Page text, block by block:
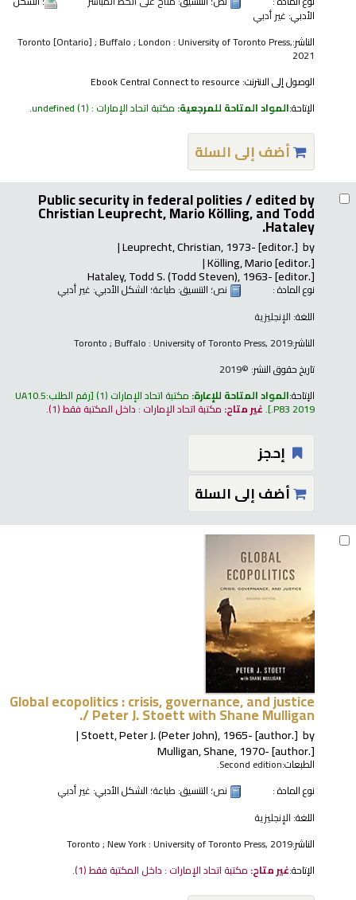
الأدبي: غير أدبي
الناشر:Toronto [Ontario] ; Buffalo ; London : University of Toronto Press,
2021
الوصول إلى الانترنت: Ebook Central Connect to resource
الإتاحة:المواد المتاحة للمرجعية: مكتبة اتحاد الإمارات : undefined(1).
أضف إلى السلة
Public security in federal polities /edited by
Christian Leuprecht, Mario Kölling, and Todd
Hataley.
by
Leuprecht, Christian, 1973-[editor.]
Kölling, Mario[editor.]
Hataley, Todd S. (Todd Steven), 1963-[editor.]
نوع المادة : نص؛ التنسيق: طباعة؛ الشكل الأدبي: غير أدبي
اللغة: الإنجليزية
الناشر:Toronto ; Buffalo : University of Toronto Press, 2019
تاريخ حقوق النشر: ©2019
الإتاحة:المواد المتاحة للإعارة: مكتبة اتحاد الإمارات (1) رقم الطلب:UA10.5
.P83 2019
.غير متاح: مكتبة اتحاد الإمارات : داخل المكتبة فقط(1).
إحجز
أضف إلى السلة
Global ecopolitics : crisis, governance, and justice
/Peter J. Stoett with Shane Mulligan.
by
Stoett, Peter J. (Peter John), 1965-[author.]
Mulligan, Shane, 1970-[author.]
الطبعات:Second edition.
نوع المادة :
نص؛ التنسيق: طباعة؛ الشكل الأدبي: غير أدبي
اللغة: الإنجليزية
الناشر:Toronto ; New York : University of Toronto Press, 2019
الإتاحة:غير متاح: مكتبة اتحاد الإمارات : داخل المكتبة فقط(1).